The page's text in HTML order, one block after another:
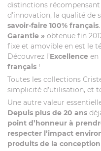
distinctions
d’innovation, la qualité de
savoir-faire 100% français
Garantie » obtenue fin
fixe et amovible en est le
Découvrez l’Excellence en
français !
Toutes les collections
simplicité d’utilisation, et
Une autre valeur
Depuis plus de 20 ans
point d’honneur à
respecter l’impact
produits de la